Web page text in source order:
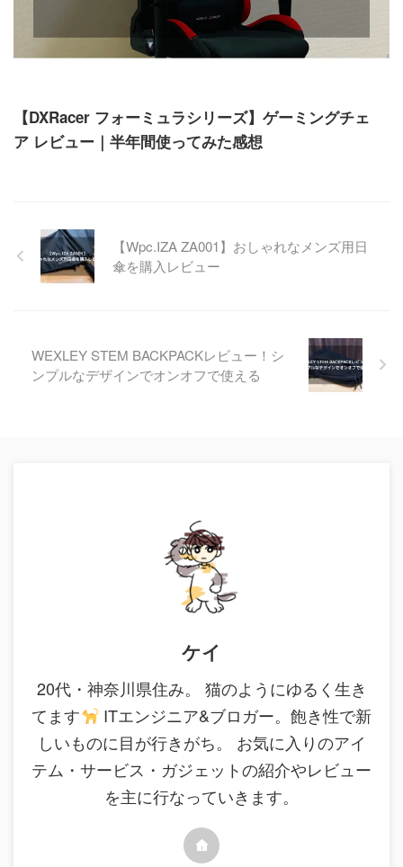
【DXRacer フォーミュラシリーズ】ゲーミングチェ
ア レビュー｜半年間使ってみた感想
【Wpc.IZA ZA001】おしゃれなメンズ用日
傘を購入レビュー
WEXLEY STEM BACKPACKレビュー！シ
ンプルなデザインでオンオフで使える
ケイ
20代・神奈川県住み。 猫のようにゆるく生き
てます
ITエンジニア&ブロガー。飽き性で新
しいものに目が行きがち。 お気に入りのアイ
テム・サービス・ガジェットの紹介やレビュー
を主に行なっていきます。